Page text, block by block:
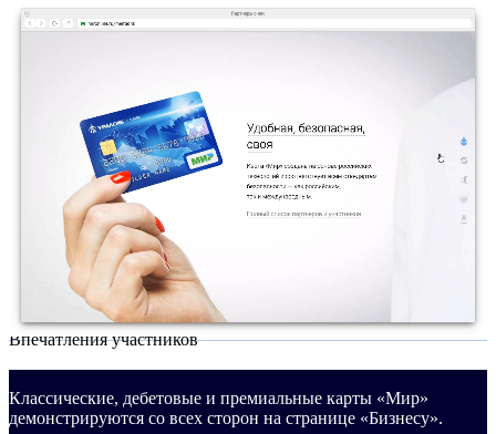
Впечатления участников
Классические, дебетовые и премиальные карты «Мир»
демонстрируются со всех сторон на странице «Бизнесу».